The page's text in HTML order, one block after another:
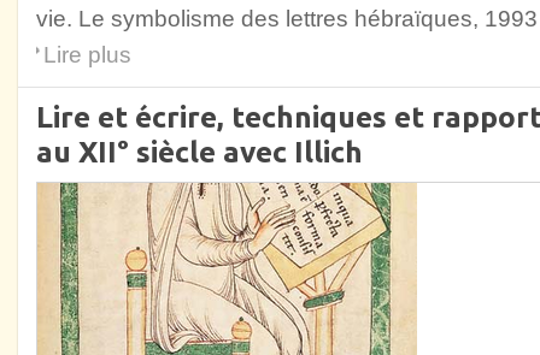
vie. Le symbolisme des lettres hébraïques, 1993
Lire plus
Lire et écrire, techniques et
au XII° siècle avec Illich